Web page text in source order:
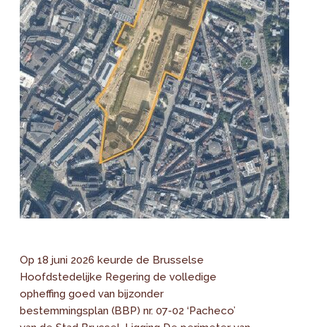
Op 18 juni 2026 keurde de Brusselse
Hoofdstedelijke Regering de volledige
opheffing goed van bijzonder
bestemmingsplan (BBP) nr. 07-02 ‘Pacheco’